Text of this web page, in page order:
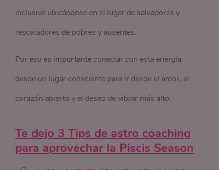
inclusive ubicándose en el lugar de salvadores y
rescatadores de pobres y ausentes.
Por eso es importante conectar con esta energía
desde un lugar consciente para ir desde el amor, el
corazón abierto y el deseo de vibrar más alto.
Te dejo 3 Tips de astro coaching
para aprovechar la Piscis Season